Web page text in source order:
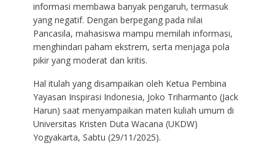
informasi membawa banyak pengaruh, termasuk
yang negatif. Dengan berpegang pada nilai
Pancasila, mahasiswa mampu memilah informasi,
menghindari paham ekstrem, serta menjaga pola
pikir yang moderat dan kritis.
Hal itulah yang disampaikan oleh Ketua Pembina
Yayasan Inspirasi Indonesia, Joko Triharmanto (Jack
Harun) saat menyampaikan materi kuliah umum di
Universitas Kristen Duta Wacana (UKDW)
Yogyakarta, Sabtu (29/11/2025).